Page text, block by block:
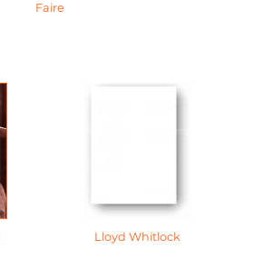
Faire
Lloyd Whitlock